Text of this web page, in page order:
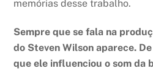
memórias desse trabalho.
Sempre que se fala na
do Steven Wilson aparece.
que ele influenciou o som da